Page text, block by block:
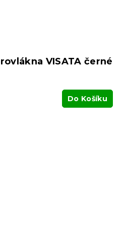
VISATA černé
Do Košíku